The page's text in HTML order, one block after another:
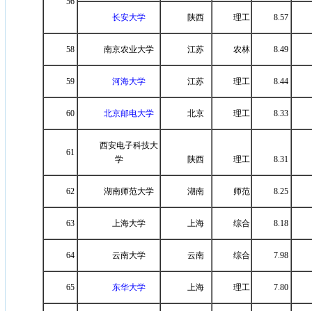
长安大学 陕西 理工 8.57
58 南京农业大学 江苏 农林 8.49
59 河海大学 江苏 理工 8.44
60 北京邮电大学 北京 理工 8.33
61
西安电子科技大
学
陕西 理工 8.31
62 湖南师范大学 湖南 师范 8.25
63 上海大学 上海 综合 8.18
64 云南大学 云南 综合 7.98
65 东华大学 上海 理工 7.80